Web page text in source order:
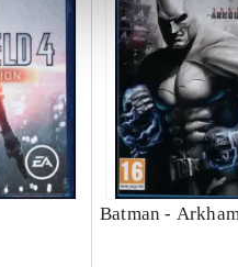
Batman -